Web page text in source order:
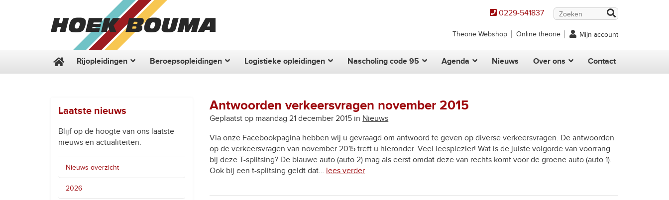
0229-541837
Theorie Webshop Online theorie Mijn account
Rijopleidingen Beroepsopleidingen Logistieke opleidingen Nascholing code 95 Agenda Nieuws Over ons Contact
Antwoorden verkeersvragen november 2015
Geplaatst op maandag 21 december 2015 in Nieuws
Via onze Facebookpagina hebben wij u gevraagd om antwoord te geven op diverse verkeersvragen. De antwoorden
op de verkeersvragen van november 2015 treft u hieronder. Veel leesplezier! Wat is de juiste volgorde van voorrang
bij deze T-splitsing? De blauwe auto (auto 2) mag als eerst omdat deze van rechts komt voor de groene auto (auto 1).
Ook bij een t-splitsing geldt dat… lees verder
Laatste nieuws
Blijf op de hoogte van ons laatste
nieuws en actualiteiten.
Nieuws overzicht
2026